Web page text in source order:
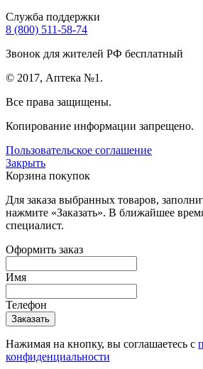
Служба поддержки
8 (800) 511-58-74
Звонок для жителей РФ бесплатный
© 2017, Аптека №1.
Все права защищены.
Копирование информации запрещено.
Пользовательское соглашение
Закрыть
Корзина покупок
Для заказа выбранных товаров,
нажмите «Заказать». В ближайшее
специалист.
Оформить заказ
Имя
Телефон
Нажимая на кнопку, вы соглашаетесь с
конфиденциальности